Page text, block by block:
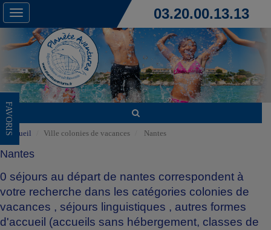
Toggle
navigation
03.20.00.13.13
FAVORIS
Accueil Ville colonies de vacances Nantes
Nantes
0 séjours au départ de nantes correspondent à
votre recherche dans les catégories colonies de
vacances , séjours linguistiques , autres formes
d'accueil (accueils sans hébergement, classes de